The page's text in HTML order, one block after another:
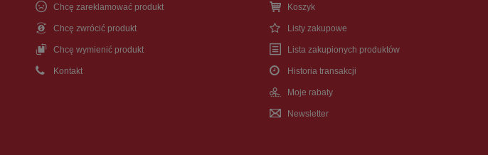
Chcę zareklamować produkt
Chcę zwrócić produkt
Chcę wymienić produkt
Kontakt
Koszyk
Listy zakupowe
Lista zakupionych produktów
Historia transakcji
Moje rabaty
Newsletter